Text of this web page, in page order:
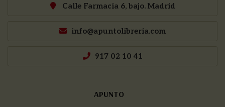
Calle Farmacia 6, bajo. Madrid
info@apuntolibreria.com
917 02 10 41
APUNTO